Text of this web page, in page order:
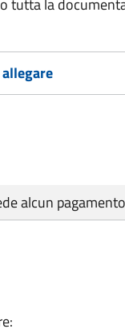
tutta la
alcun pagamento